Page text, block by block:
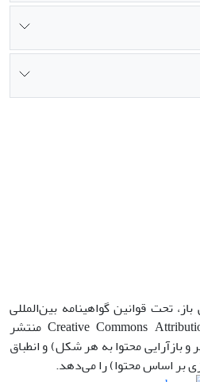
تحت قوانین گواهینامه بین‌المللی
Creative Commons Attribution 4.0 International License منتشر
بازآرایی محتوا به هر شکل) و انطباق
بر اساس محتوا) را می‌دهد.